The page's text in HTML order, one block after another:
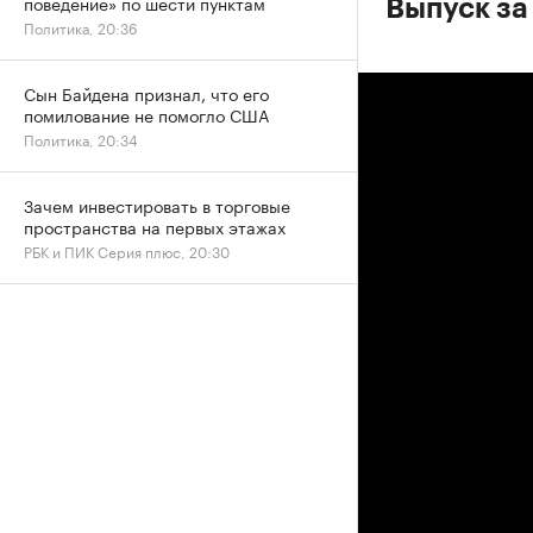
Выпуск
Политика, 20:36
Сын Байдена признал, что его
помилование не помогло США
Политика, 20:34
Зачем инвестировать в торговые
пространства на первых этажах
РБК и ПИК Серия плюс, 20:30